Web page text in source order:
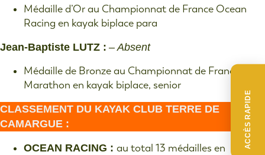
ACCÈS RAPIDE
Médaille d’Or au Championnat de France Ocean
Racing en kayak biplace para
Jean-Baptiste LUTZ : – Absent
Médaille de Bronze au Championnat de France
Marathon en kayak biplace, senior
CLASSEMENT DU KAYAK CLUB TERRE DE
CAMARGUE :
OCEAN RACING : au total 13 médailles en